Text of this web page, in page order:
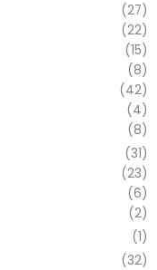
(27)
(22)
(15)
(8)
(42)
(4)
(8)
(31)
(23)
(6)
(2)
(1)
(32)